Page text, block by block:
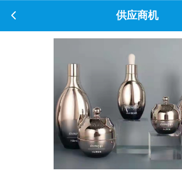
供应商机